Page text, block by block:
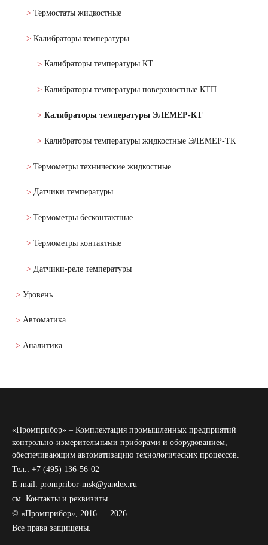
Термостаты жидкостные
Калибраторы температуры
Калибраторы температуры КТ
Калибраторы температуры поверхностные КТП
Калибраторы температуры ЭЛЕМЕР-КТ
Калибраторы температуры жидкостные ЭЛЕМЕР-ТК
Термометры технические жидкостные
Датчики температуры
Термометры бесконтактные
Термометры контактные
Датчики-реле температуры
Уровень
Автоматика
Аналитика
«Промприбор» – Комплектация промышленных предприятий
контрольно-измерительными приборами и оборудованием,
обеспечивающим автоматизацию технологических процессов.
Тел.: +7 (495) 136-56-02
E-mail: prompribor-msk@yandex.ru
см. Контакты и реквизиты
© «Промприбор», 2016 — 2026.
Все права защищены.